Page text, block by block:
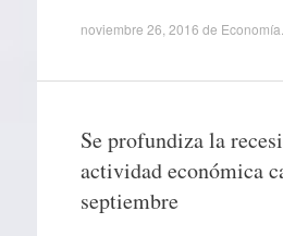
noviembre 26, 2016 de Economía
Se profundiza la
actividad económica
septiembre